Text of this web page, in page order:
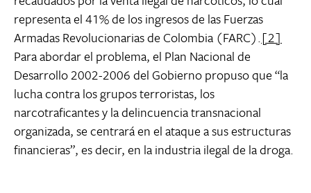
representa el 41% de los ingresos de las Fuerzas
Armadas Revolucionarias de Colombia (FARC).[2]
Para abordar el problema, el Plan Nacional de
Desarrollo 2002-2006 del Gobierno propuso que “la
lucha contra los grupos terroristas, los
narcotraficantes y la delincuencia transnacional
organizada, se centrará en el ataque a sus estructuras
financieras”, es decir, en la industria ilegal de la droga.